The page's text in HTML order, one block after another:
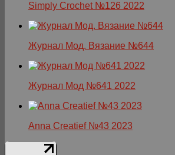
Simply Crochet №126 2022
Журнал Мод. Вязание №644
Журнал Мод №641 2022
Anna Creatief №43 2023